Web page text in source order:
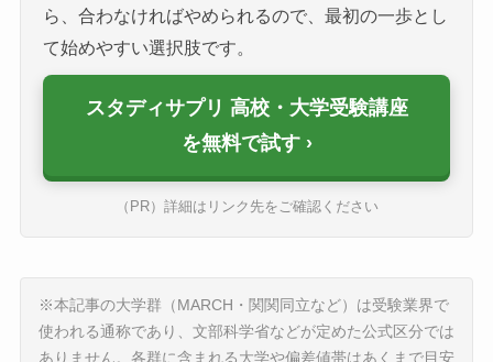
ら、合わなければやめられるので、最初の一歩とし
て始めやすい選択肢です。
スタディサプリ 高校・大学受験講座
を無料で試す
（PR）詳細はリンク先をご確認ください
※本記事の大学群（MARCH・関関同立など）は受験業界で
使われる通称であり、文部科学省などが定めた公式区分では
ありません。各群に含まれる大学や偏差値帯はあくまで目安